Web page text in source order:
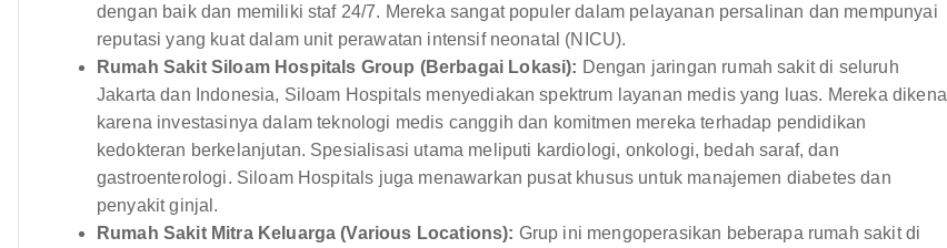
dengan baik dan memiliki staf 24/7. Mereka sangat populer dalam pelayanan persalinan dan mempunyai
reputasi yang kuat dalam unit perawatan intensif neonatal (NICU).
Rumah Sakit Siloam Hospitals Group (Berbagai Lokasi): Dengan jaringan rumah sakit di seluruh
Jakarta dan Indonesia, Siloam Hospitals menyediakan spektrum layanan medis yang luas. Mereka dikenal
karena investasinya dalam teknologi medis canggih dan komitmen mereka terhadap pendidikan
kedokteran berkelanjutan. Spesialisasi utama meliputi kardiologi, onkologi, bedah saraf, dan
gastroenterologi. Siloam Hospitals juga menawarkan pusat khusus untuk manajemen diabetes dan
penyakit ginjal.
Rumah Sakit Mitra Keluarga (Various Locations): Grup ini mengoperasikan beberapa rumah sakit di